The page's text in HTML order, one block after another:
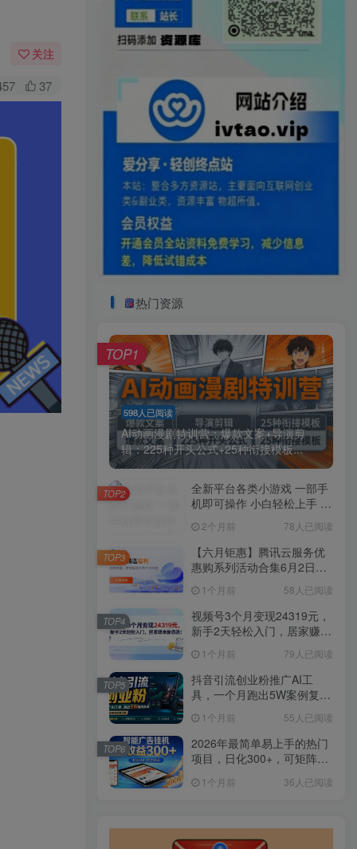
关注
37
热门资源
598人已阅读
AI动画漫剧特训营：爆款文案+导演剪
辑：225种开头公式+25种衔接模板...
TOP1
全新平台各类小游戏 一部手
机即可操作 小白轻松上手 长
2个月前 78人已阅读
TOP2
【六月钜惠】腾讯云服务优
惠购系列活动合集6月2日更
1个月前 58人已阅读
TOP3
视频号3个月变现24319元，
新手2天轻松入门，居家赚米
1个月前 79人已阅读
TOP4
抖音引流创业粉推广AI工
具，一个月跑出5W案例复
1个月前 55人已阅读
TOP5
2026年最简单易上手的热门
项目，日化300+，可矩阵操
1个月前 36人已阅读
TOP6